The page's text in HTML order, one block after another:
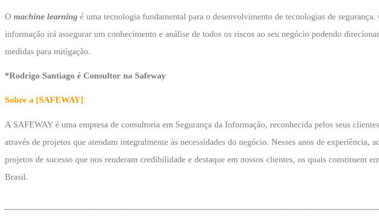
O machine learning é uma tecnologia fundamental para o desenvolvimento de tecnologias de
informação irá assegurar um conhecimento e análise de todos os riscos ao seu negócio podendo
medidas para mitigação.
*Rodrigo Santiago é Consultor na Safeway
Sobre a [SAFEWAY]
A SAFEWAY é uma empresa de consultoria em Segurança da Informação, reconhecida pelos seus
através de projetos que atendam integralmente às necessidades do negócio. Nesses anos de
projetos de sucesso que nos renderam credibilidade e destaque em nossos clientes, os quais constituem
Brasil.